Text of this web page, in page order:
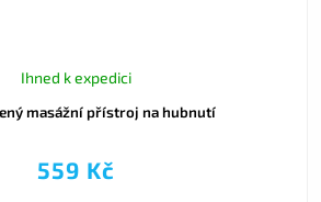
masážní přístroj na hubnutí
Ihned k expedici
559 Kč